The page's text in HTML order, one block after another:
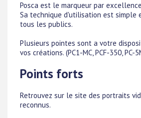
Posca est le marqueur par
Sa technique d'utilisation est simple
tous les publics.
Plusieurs pointes sont a votre
vos créations. (PC1-MC, PCF-350, PC-
Points forts
Retrouvez sur le site des portraits
reconnus.